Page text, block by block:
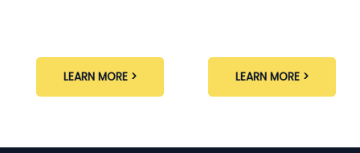
LEARN MORE > LEARN MORE >